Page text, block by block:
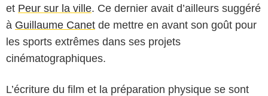
et Peur sur la ville. Ce dernier avait d’ailleurs suggéré
à Guillaume Canet de mettre en avant son goût pour
les sports extrêmes dans ses projets
cinématographiques.
L’écriture du film et la préparation physique se sont